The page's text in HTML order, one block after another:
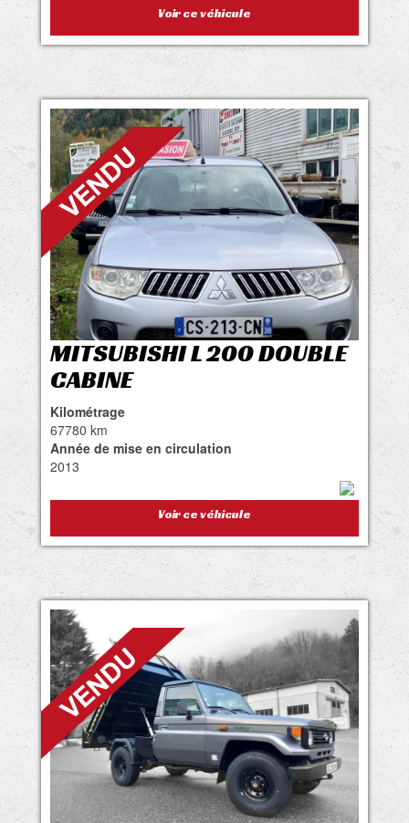
Voir ce véhicule
MITSUBISHI L 200 DOUBLE
CABINE
Kilométrage
67780 km
Année de mise en circulation
2013
Voir ce véhicule